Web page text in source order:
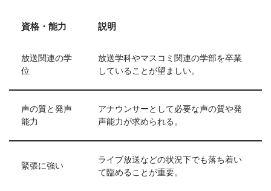
資格・能力 説明
放送関連の学
位
放送学科やマスコミ関連の学部を卒業
していることが望ましい。
声の質と発声
能力
アナウンサーとして必要な声の質や発
声能力が求められる。
緊張に強い
ライブ放送などの状況下でも落ち着い
て臨めることが重要。